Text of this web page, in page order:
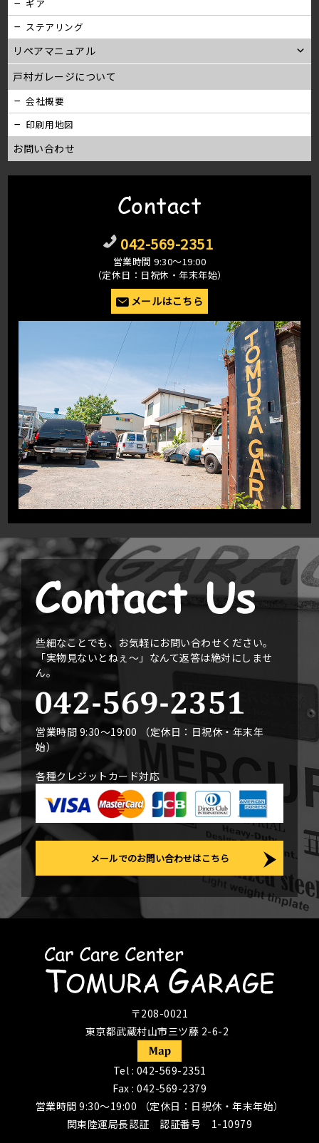
ギア
ステアリング
リペアマニュアル
戸村ガレージについて
会社概要
印刷用地図
お問い合わせ
Contact
042-569-2351
営業時間 9:30〜19:00
（定休日：日祝休・年末年始）
メールはこちら
些細なことでも、お気軽にお問い合わせください。
「実物見ないとねぇ〜」なんて返答は絶対にしませ
ん。
営業時間 9:30〜19:00 （定休日：日祝休・年末年
始）
各種クレジットカード対応
メールでのお問い合わせはこちら
〒208-0021
東京都武蔵村山市三ツ藤 2-6-2
Tel : 042-569-2351
Fax : 042-569-2379
営業時間 9:30〜19:00 （定休日：日祝休・年末年始）
関東陸運局長認証 認証番号 1-10979